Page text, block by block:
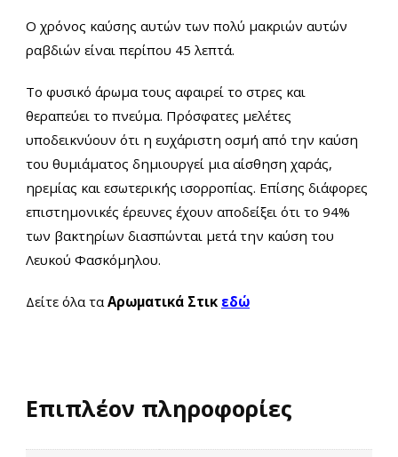
Ο χρόνος καύσης αυτών των πολύ μακριών αυτών
ραβδιών είναι περίπου 45 λεπτά.
Tο φυσικό άρωμα τους αφαιρεί το στρες και
θεραπεύει το πνεύμα. Πρόσφατες μελέτες
υποδεικνύουν ότι η ευχάριστη οσμή από την καύση
του θυμιάματος δημιουργεί μια αίσθηση χαράς,
ηρεμίας και εσωτερικής ισορροπίας. Επίσης διάφορες
επιστημονικές έρευνες έχουν αποδείξει ότι το 94%
των βακτηρίων διασπώνται μετά την καύση του
Λευκού Φασκόμηλου.
Δείτε όλα τα Αρωματικά Στικ εδώ
Επιπλέον πληροφορίες